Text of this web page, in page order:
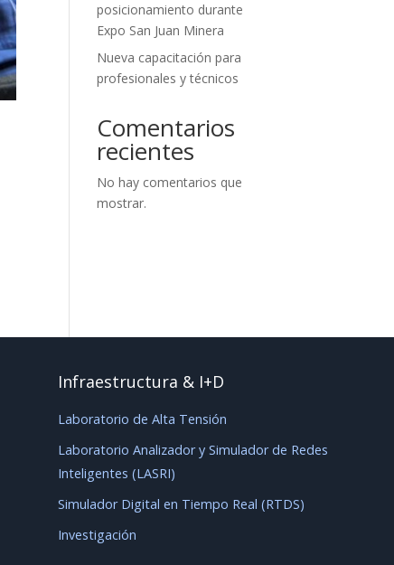
posicionamiento durante
Expo San Juan Minera
Nueva capacitación para
profesionales y técnicos
Comentarios
recientes
No hay comentarios que
mostrar.
Infraestructura & I+D
Laboratorio de Alta Tensión
Laboratorio Analizador y Simulador de Redes
Inteligentes (LASRI)
Simulador Digital en Tiempo Real (RTDS)
Investigación